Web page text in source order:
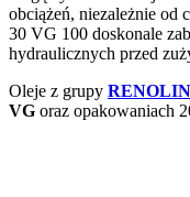
obciążeń, niezależnie
30 VG 100 doskonale
hydraulicznych przed
Oleje z grupy
VG oraz opakowaniach